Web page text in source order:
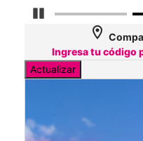
Detener carrusel
location_on
Actualizar